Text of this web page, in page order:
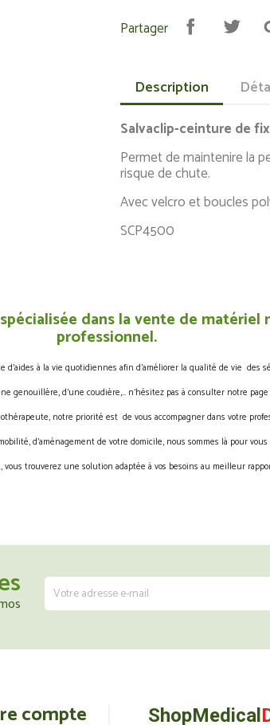
Partager
Description
Salvaclip-ceinture de
Permet de maintenire la
risque de chute.
Avec velcro et boucles
SCP4500
dans la vente de
professionnel.
d’aides à la vie quotidiennes afin d’améliorer la qualité de vie des
genouillère, d’une coudière,… n’hésitez pas à consulter notre
notre priorité est de vous accompagner dans votre
d’aménagement de votre domicile, nous sommes là pour vous
vous trouverez une solution adaptée à vos besoins au meilleur
compte ShopMedical